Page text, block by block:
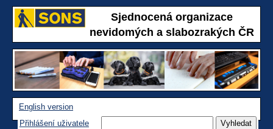
Sjednocená organizace
nevidomých a slabozrakých ČR
English version
Přihlášení uživatele